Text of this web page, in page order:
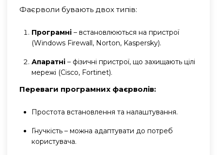
Фаєрволи бувають двох типів:
Програмні – встановлюються на пристрої
(Windows Firewall, Norton, Kaspersky).
Апаратні – фізичні пристрої, що захищають цілі
мережі (Cisco, Fortinet).
Переваги програмних фаєрволів:
Простота встановлення та налаштування.
Гнучкість – можна адаптувати до потреб
користувача.